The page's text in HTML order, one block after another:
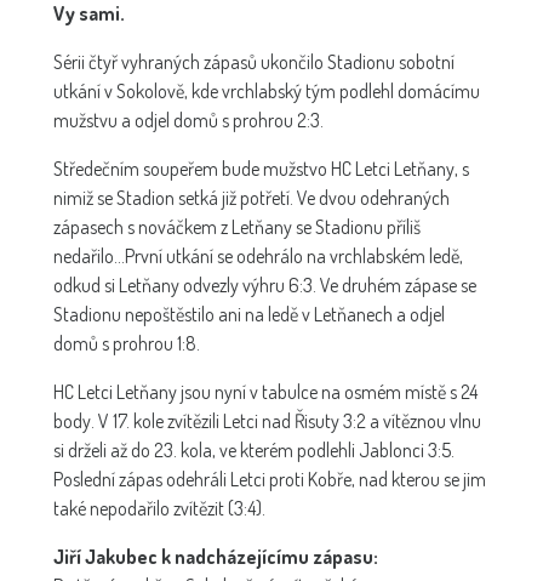
Vy sami.
Sérii čtyř vyhraných zápasů ukončilo Stadionu sobotní
utkání v Sokolově, kde vrchlabský tým podlehl domácímu
mužstvu a odjel domů s prohrou 2:3.
Středečním soupeřem bude mužstvo HC Letci Letňany, s
nimiž se Stadion setká již potřetí. Ve dvou odehraných
zápasech s nováčkem z Letňany se Stadionu příliš
nedařilo...První utkání se odehrálo na vrchlabském ledě,
odkud si Letňany odvezly výhru 6:3. Ve druhém zápase se
Stadionu nepoštěstilo ani na ledě v Letňanech a odjel
domů s prohrou 1:8.
HC Letci Letňany jsou nyní v tabulce na osmém místě s 24
body. V 17. kole zvítězili Letci nad Řisuty 3:2 a vítěznou vlnu
si drželi až do 23. kola, ve kterém podlehli Jablonci 3:5.
Poslední zápas odehráli Letci proti Kobře, nad kterou se jim
také nepodařilo zvítězit (3:4).
Jiří Jakubec k nadcházejícímu zápasu: